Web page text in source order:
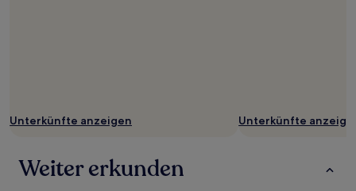
Unterkünfte anzeigen Unterkünfte
Weiter erkunden